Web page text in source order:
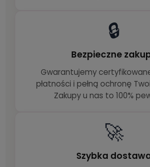
🔒
Bezpieczne
Gwarantujemy
płatności i pełną ochronę
Zakupy u nas to 100%
🚀
Szybka